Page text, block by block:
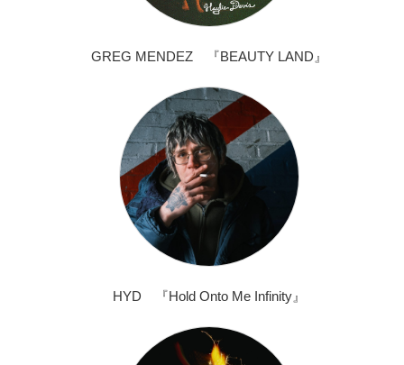
GREG MENDEZ 『BEAUTY LAND』
HYD 『Hold Onto Me Infinity』